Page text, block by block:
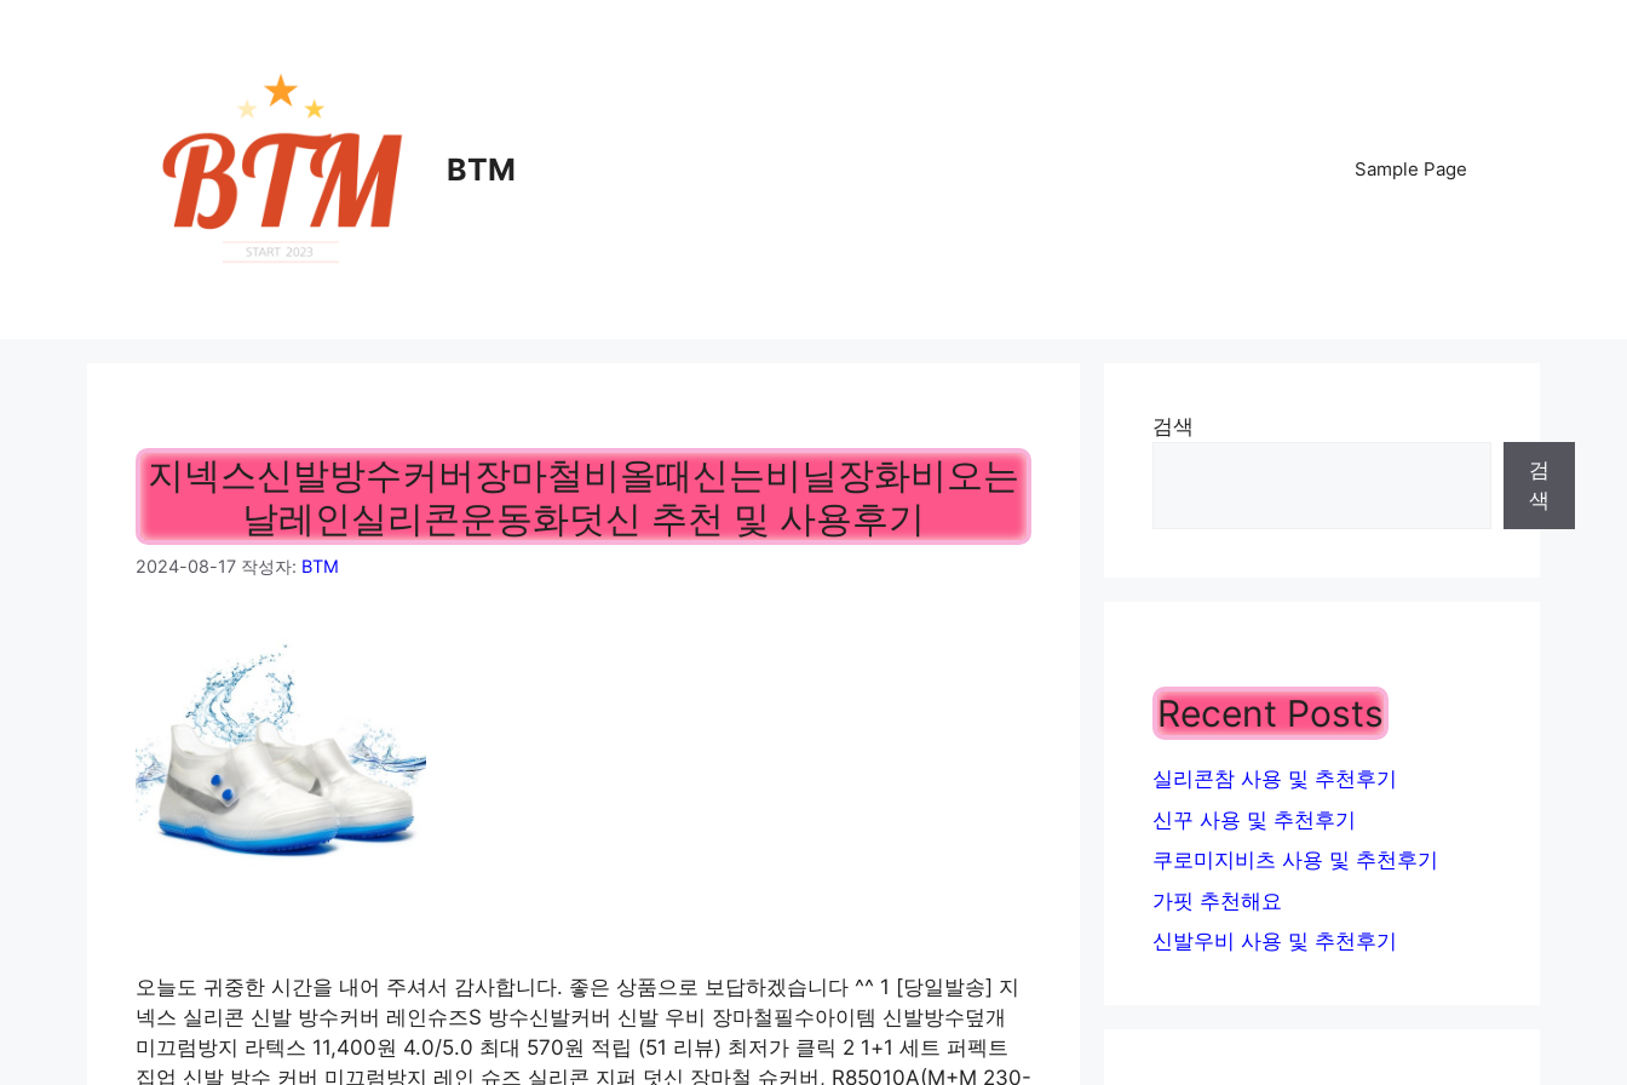
BTM Sample Page
지넥스신발방수커버장마철비올때신는비닐장화비오는
날레인실리콘운동화덧신 추천 및 사용후기
2024-08-17 작성자: BTM
오늘도 귀중한 시간을 내어 주셔서 감사합니다. 좋은 상품으로 보답하겠습니다 ^^ 1 [당일발송] 지
넥스 실리콘 신발 방수커버 레인슈즈S 방수신발커버 신발 우비 장마철필수아이템 신발방수덮개
미끄럼방지 라텍스 11,400원 4.0/5.0 최대 570원 적립 (51 리뷰) 최저가 클릭 2 1+1 세트 퍼펙트
집업 신발 방수 커버 미끄럼방지 레인 슈즈 실리콘 지퍼 덧신 장마철 슈커버, R85010A(M+M 230-
검색
검
색
Recent Posts
실리콘참 사용 및 추천후기
신꾸 사용 및 추천후기
쿠로미지비츠 사용 및 추천후기
가핏 추천해요
신발우비 사용 및 추천후기